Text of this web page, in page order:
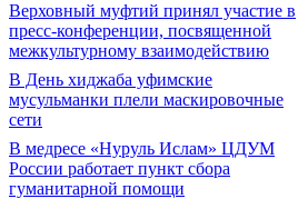
Верховный муфтий принял участие в
пресс-конференции, посвященной
межкультурному взаимодействию
В День хиджаба уфимские
мусульманки плели маскировочные
сети
В медресе «Нуруль Ислам» ЦДУМ
России работает пункт сбора
гуманитарной помощи